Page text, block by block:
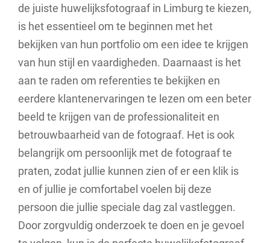
de juiste huwelijksfotograaf in Limburg te kiezen,
is het essentieel om te beginnen met het
bekijken van hun portfolio om een idee te krijgen
van hun stijl en vaardigheden. Daarnaast is het
aan te raden om referenties te bekijken en
eerdere klantenervaringen te lezen om een beter
beeld te krijgen van de professionaliteit en
betrouwbaarheid van de fotograaf. Het is ook
belangrijk om persoonlijk met de fotograaf te
praten, zodat jullie kunnen zien of er een klik is
en of jullie je comfortabel voelen bij deze
persoon die jullie speciale dag zal vastleggen.
Door zorgvuldig onderzoek te doen en je gevoel